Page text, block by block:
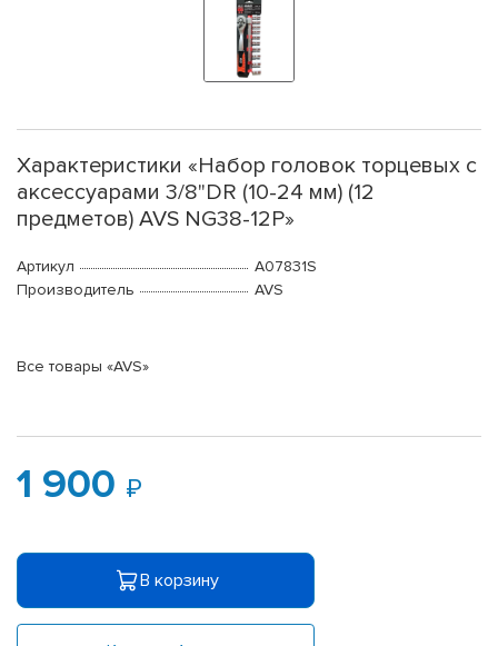
Характеристики «Набор головок торцевых с
аксессуарами 3/8"DR (10-24 мм) (12
предметов) AVS NG38-12P»
Артикул
A07831S
Производитель
AVS
Все товары «AVS»
1 900
В корзину